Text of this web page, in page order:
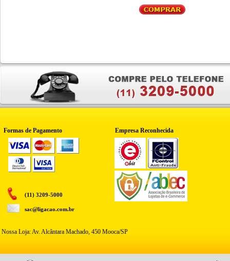
Formas de Pagamento Empresa Reconhecida
(11) 3209-5000
sac@ligacao.com.br
Nossa Loja: Av. Alcântara Machado, 450 Mooca/SP